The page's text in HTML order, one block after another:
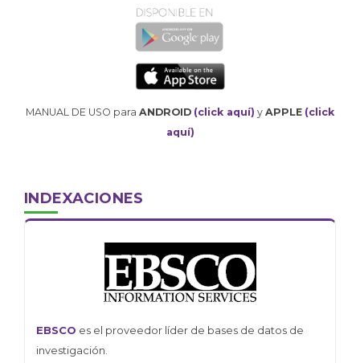
MANUAL DE USO para ANDROID (click aquí) y APPLE (click
aquí)
INDEXACIONES
EBSCO es el proveedor líder de bases de datos de
investigación.